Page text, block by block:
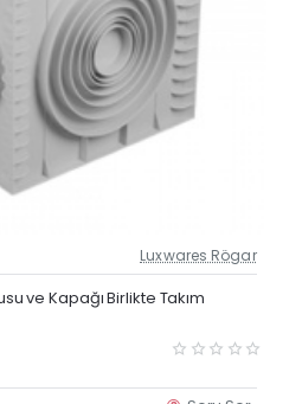
Güncel Fiyat
Luxwares Rögar
ve Kapağı Birlikte Takım